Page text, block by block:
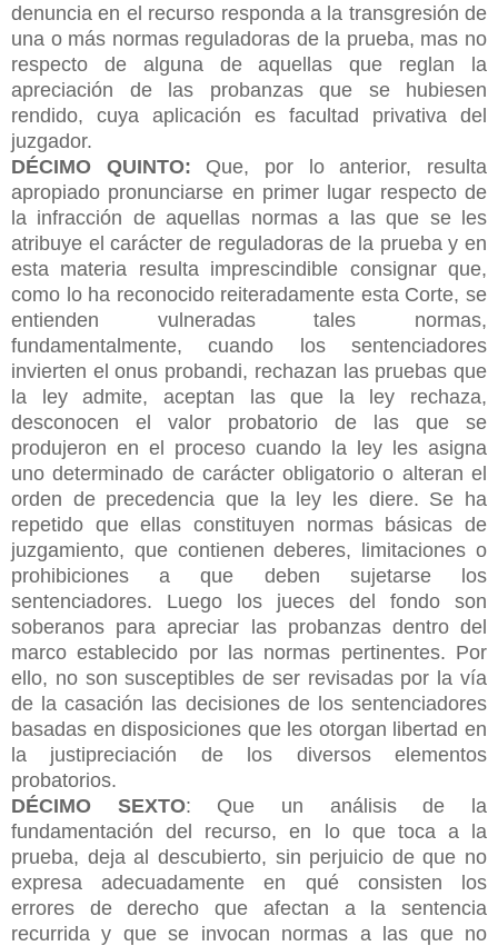
denuncia en el recurso responda a la transgresión de
una o más normas reguladoras de la prueba, mas no
respecto de alguna de aquellas que reglan la
apreciación de las probanzas que se hubiesen
rendido, cuya aplicación es facultad privativa del
juzgador.
DÉCIMO QUINTO: Que, por lo anterior, resulta
apropiado pronunciarse en primer lugar respecto de
la infracción de aquellas normas a las que se les
atribuye el carácter de reguladoras de la prueba y en
esta materia resulta imprescindible consignar que,
como lo ha reconocido reiteradamente esta Corte, se
entienden vulneradas tales normas,
fundamentalmente, cuando los sentenciadores
invierten el onus probandi, rechazan las pruebas que
la ley admite, aceptan las que la ley rechaza,
desconocen el valor probatorio de las que se
produjeron en el proceso cuando la ley les asigna
uno determinado de carácter obligatorio o alteran el
orden de precedencia que la ley les diere. Se ha
repetido que ellas constituyen normas básicas de
juzgamiento, que contienen deberes, limitaciones o
prohibiciones a que deben sujetarse los
sentenciadores. Luego los jueces del fondo son
soberanos para apreciar las probanzas dentro del
marco establecido por las normas pertinentes. Por
ello, no son susceptibles de ser revisadas por la vía
de la casación las decisiones de los sentenciadores
basadas en disposiciones que les otorgan libertad en
la justipreciación de los diversos elementos
probatorios.
DÉCIMO SEXTO: Que un análisis de la
fundamentación del recurso, en lo que toca a la
prueba, deja al descubierto, sin perjuicio de que no
expresa adecuadamente en qué consisten los
errores de derecho que afectan a la sentencia
recurrida y que se invocan normas a las que no